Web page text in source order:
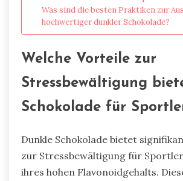
Was sind die besten Praktiken zur
hochwertiger dunkler Schokolade?
Welche Vorteile zur
Stressbewältigung
Schokolade für
Dunkle Schokolade bietet
zur Stressbewältigung für
ihres hohen Flavonoidgehalts.